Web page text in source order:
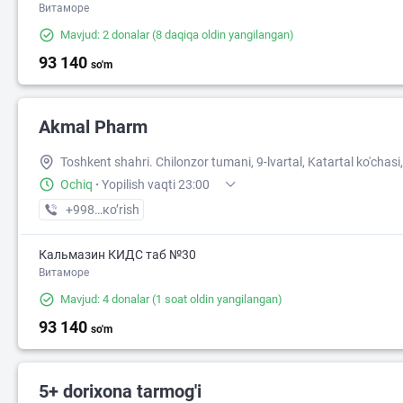
Витаморе
Mavjud: 2 donalar(8 daqiqa oldin yangilangan)
93 140 so'm
Akmal Pharm
Toshkent shahri. Chilonzor tumani, 9-lvartal, Katartal
Ochiq · Yopilish vaqti 23:00
+998 (99) XXX-XX-XX
кo’rish
Кальмазин КИДС таб №30
Витаморе
Mavjud: 4 donalar(1 soat oldin yangilangan)
93 140 so'm
5+ dorixona tarmog'i